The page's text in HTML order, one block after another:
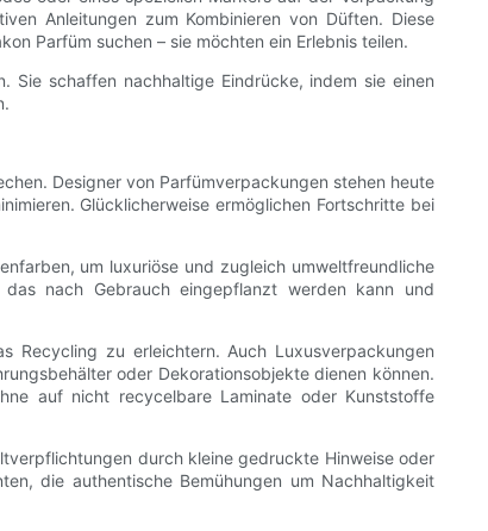
Anleitungen zum Kombinieren von Düften. Diese
Parfüm suchen – sie möchten ein Erlebnis teilen.
Sie schaffen nachhaltige Eindrücke, indem sie einen
Designer von Parfümverpackungen stehen heute
Glücklicherweise ermöglichen Fortschritte bei
um luxuriöse und zugleich umweltfreundliche
nach Gebrauch eingepflanzt werden kann und
Recycling zu erleichtern. Auch Luxusverpackungen
oder Dekorationsobjekte dienen können.
auf nicht recycelbare Laminate oder Kunststoffe
durch kleine gedruckte Hinweise oder
die authentische Bemühungen um Nachhaltigkeit